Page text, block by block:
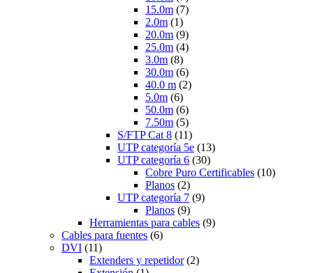
15.0m (7)
2.0m (1)
20.0m (9)
25.0m (4)
3.0m (8)
30.0m (6)
40.0 m (2)
5.0m (6)
50.0m (6)
7.50m (5)
S/FTP Cat 8 (11)
UTP categoría 5e (13)
UTP categoría 6 (30)
Cobre Puro Certificables (10)
Planos (2)
UTP categoría 7 (9)
Planos (9)
Herramientas para cables (9)
Cables para fuentes (6)
DVI (11)
Extenders y repetidor (2)